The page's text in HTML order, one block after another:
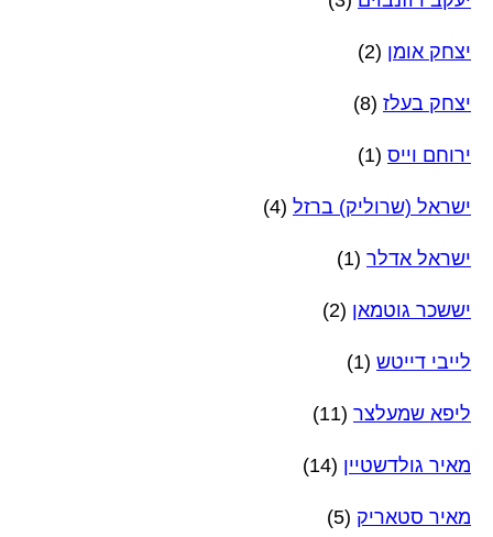
יצחק אומן (2)
יצחק בעלז (8)
ירוחם וייס (1)
ישראל (שרוליק) ברזל (4)
ישראל אדלר (1)
יששכר גוטמאן (2)
לייבי דייטש (1)
ליפא שמעלצר (11)
מאיר גולדשטיין (14)
מאיר סטאריק (5)